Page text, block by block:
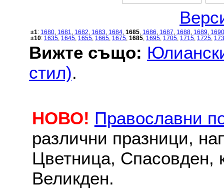
±1: 1680 1681 1682 1683 1684 1685 1686 1687 1688 1689 1690
±10: 1635 1645 1655 1665 1675 1685 1695 1705 1715 1725
Вижте също:
стил).
НОВО! Православни
различни празници,
Цветница, Спасовден,
Великден.